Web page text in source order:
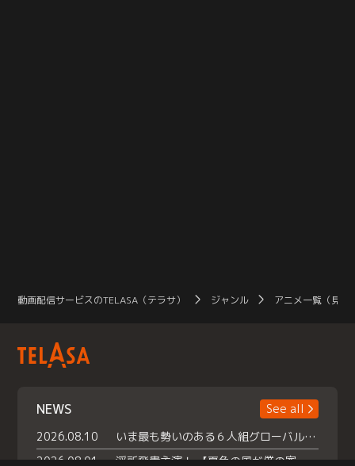
動画配信サービスのTELASA（テラサ） ジャンル アニメ一覧（見放
NEWS
See all
2026.08.10
いま最も勢いのある６人組グローバルグル ープ NCT WISHの地上波初冠特番 『NCT WISHの放課後グランプリ』放送決定 メンバーたちが３ペアに分かれ 【平成】をテーマにしたスペシャル企画 で対決 番組撮り下ろしのパフォーマンスも！ TELASA（テラサ）では放送終了後から オリジナルコンテンツを大量配信！
2026.08.01
浮所飛貴主演！ 【夏色の風が僕の家にやってきた】 本日よりテラサで独占配信スタート！